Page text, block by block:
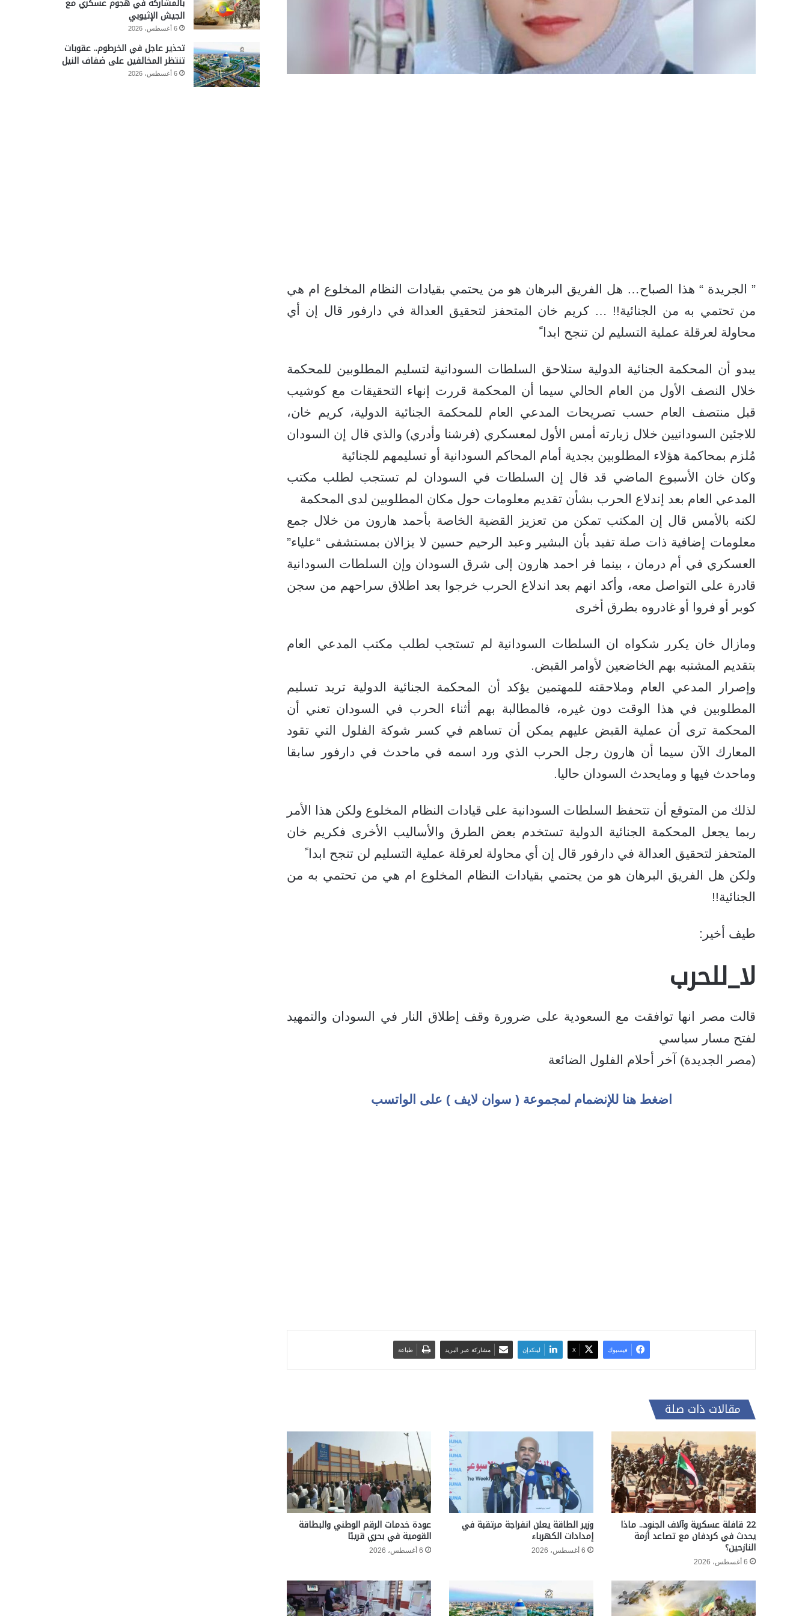
” الجريدة “ هذا الصباح… هل الفريق البرهان هو من يحتمي بقيادات النظام المخلوع ام هي
من تحتمي به من الجنائية!! … كريم خان المتحفز لتحقيق العدالة في دارفور قال إن أي
محاولة لعرقلة عملية التسليم لن تنجح ابدا ً
يبدو أن المحكمة الجنائية الدولية ستلاحق السلطات السودانية لتسليم المطلوبين للمحكمة
خلال النصف الأول من العام الحالي سيما أن المحكمة قررت إنهاء التحقيقات مع كوشيب
قبل منتصف العام حسب تصريحات المدعي العام للمحكمة الجنائية الدولية، كريم خان،
للاجئين السودانيين خلال زيارته أمس الأول لمعسكري (فرشنا وأدري) والذي قال إن السودان
مُلزم بمحاكمة هؤلاء المطلوبين بجدية أمام المحاكم السودانية أو تسليمهم للجنائية
وكان خان الأسبوع الماضي قد قال إن السلطات في السودان لم تستجب لطلب مكتب
المدعي العام بعد إندلاع الحرب بشأن تقديم معلومات حول مكان المطلوبين لدى المحكمة
لكنه بالأمس قال إن المكتب تمكن من تعزيز القضية الخاصة بأحمد هارون من خلال جمع
معلومات إضافية ذات صلة تفيد بأن البشير وعبد الرحيم حسين لا يزالان بمستشفى “علياء”
العسكري في أم درمان ، بينما فر احمد هارون إلى شرق السودان وإن السلطات السودانية
قادرة على التواصل معه، وأكد انهم بعد اندلاع الحرب خرجوا بعد اطلاق سراحهم من سجن
كوبر أو فروا أو غادروه بطرق أخرى
ومازال خان يكرر شكواه ان السلطات السودانية لم تستجب لطلب مكتب المدعي العام
بتقديم المشتبه بهم الخاضعين لأوامر القبض.
وإصرار المدعي العام وملاحقته للمهتمين يؤكد أن المحكمة الجنائية الدولية تريد تسليم
المطلوبين في هذا الوقت دون غيره، فالمطالبة بهم أثناء الحرب في السودان تعني أن
المحكمة ترى أن عملية القبض عليهم يمكن أن تساهم في كسر شوكة الفلول التي تقود
المعارك الآن سيما أن هارون رجل الحرب الذي ورد اسمه في ماحدث في دارفور سابقا
وماحدث فيها و ومايحدث السودان حاليا.
لذلك من المتوقع أن تتحفظ السلطات السودانية على قيادات النظام المخلوع ولكن هذا الأمر
ربما يجعل المحكمة الجنائية الدولية تستخدم بعض الطرق والأساليب الأخرى فكريم خان
المتحفز لتحقيق العدالة في دارفور قال إن أي محاولة لعرقلة عملية التسليم لن تنجح ابدا ً
ولكن هل الفريق البرهان هو من يحتمي بقيادات النظام المخلوع ام هي من تحتمي به من
الجنائية!!
طيف أخير:
لا_للحرب
قالت مصر انها توافقت مع السعودية على ضرورة وقف إطلاق النار في السودان والتمهيد
لفتح مسار سياسي
(مصر الجديدة) آخر أحلام الفلول الضائعة
اضغط هنا للإنضمام لمجموعة ( سوان لايف ) على الواتسب
فيسبوك ‫X لينكدإن مشاركة عبر البريد طباعة
مقالات ذات صلة
22 قافلة عسكرية وآلاف الجنود.. ماذا
يحدث في كردفان مع تصاعد أزمة
النازحين؟
6 أغسطس، 2026
وزير الطاقة يعلن انفراجة مرتقبة في
إمدادات الكهرباء
6 أغسطس، 2026
عودة خدمات الرقم الوطني والبطاقة
القومية في بحري قريبًا
6 أغسطس، 2026
بالمشاركة في هجوم عسكري مع
الجيش الإثيوبي
6 أغسطس، 2026
تحذير عاجل في الخرطوم.. عقوبات
تنتظر المخالفين على ضفاف النيل
6 أغسطس، 2026